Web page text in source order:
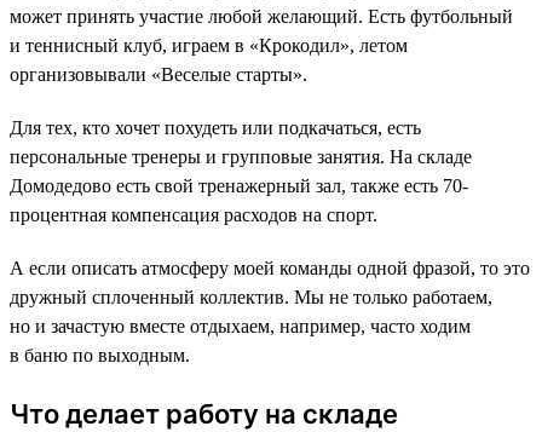
может принять участие любой желающий. Есть футбольный
и теннисный клуб, играем в «Крокодил», летом
организовывали «Веселые старты».
Для тех, кто хочет похудеть или подкачаться, есть
персональные тренеры и групповые занятия. На складе
Домодедово есть свой тренажерный зал, также есть 70-
процентная компенсация расходов на спорт.
А если описать атмосферу моей команды одной фразой, то это
дружный сплоченный коллектив. Мы не только работаем,
но и зачастую вместе отдыхаем, например, часто ходим
в баню по выходным.
Что делает работу на складе